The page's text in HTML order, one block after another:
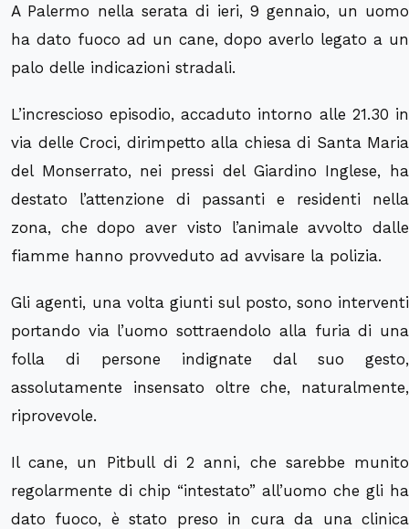
A Palermo nella serata di ieri, 9 gennaio, un uomo
ha dato fuoco ad un cane, dopo averlo legato a un
palo delle indicazioni stradali.
L’increscioso episodio, accaduto intorno alle 21.30 in
via delle Croci, dirimpetto alla chiesa di Santa Maria
del Monserrato, nei pressi del Giardino Inglese, ha
destato l’attenzione di passanti e residenti nella
zona, che dopo aver visto l’animale avvolto dalle
fiamme hanno provveduto ad avvisare la polizia.
Gli agenti, una volta giunti sul posto, sono interventi
portando via l’uomo sottraendolo alla furia di una
folla di persone indignate dal suo gesto,
assolutamente insensato oltre che, naturalmente,
riprovevole.
Il cane, un Pitbull di 2 anni, che sarebbe munito
regolarmente di chip “intestato” all’uomo che gli ha
dato fuoco, è stato preso in cura da una clinica